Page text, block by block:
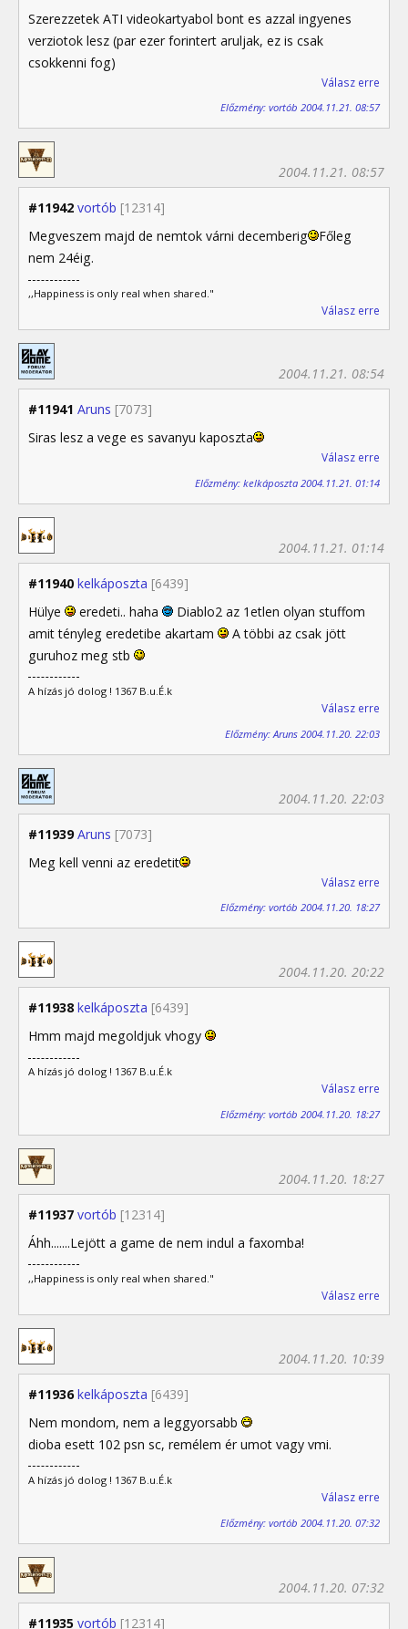
Szerezzetek ATI videokartyabol bont es azzal ingyenes
verziotok lesz (par ezer forintert aruljak, ez is csak
csokkenni fog)
Válasz erre
Előzmény: vortób 2004.11.21. 08:57
#11942 vortób [12314]
2004.11.21. 08:57
Megveszem majd de nemtok várni decemberig
Főleg
nem 24éig.
,,Happiness is only real when shared."
Válasz erre
#11941 Aruns [7073]
2004.11.21. 08:54
Siras lesz a vege es savanyu kaposzta
Válasz erre
Előzmény: kelkáposzta 2004.11.21. 01:14
#11940 kelkáposzta [6439]
2004.11.21. 01:14
Hülye eredeti.. haha
Diablo2 az 1etlen olyan stuffom
amit tényleg eredetibe akartam
A többi az csak jött
guruhoz meg stb
A hízás jó dolog ! 1367 B.u.É.k
Válasz erre
Előzmény: Aruns 2004.11.20. 22:03
#11939 Aruns [7073]
2004.11.20. 22:03
Meg kell venni az eredetit
Válasz erre
Előzmény: vortób 2004.11.20. 18:27
#11938 kelkáposzta [6439]
2004.11.20. 20:22
Hmm majd megoldjuk vhogy
A hízás jó dolog ! 1367 B.u.É.k
Válasz erre
Előzmény: vortób 2004.11.20. 18:27
#11937 vortób [12314]
2004.11.20. 18:27
Áhh.......Lejött a game de nem indul a faxomba!
,,Happiness is only real when shared."
Válasz erre
#11936 kelkáposzta [6439]
2004.11.20. 10:39
Nem mondom, nem a leggyorsabb
dioba esett 102 psn sc, remélem ér umot vagy vmi.
A hízás jó dolog ! 1367 B.u.É.k
Válasz erre
Előzmény: vortób 2004.11.20. 07:32
#11935 vortób [12314]
2004.11.20. 07:32